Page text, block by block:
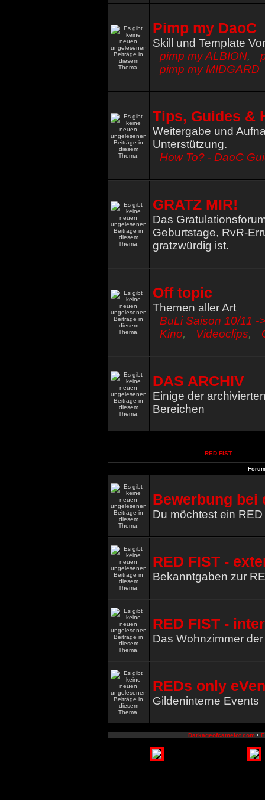
Pimp my DaoC
Skill und Template
pimp my ALBION,
pimp my MIDGARD
Tips, Guides &
Weitergabe und
Unterstützung.
How To? - DaoC
GRATZ MIR!
Das
Geburtstage, RvR-
gratzwürdig ist.
Off topic
Themen aller Art
BuLi Saison 10/11 -
Kino, Videoclips,
DAS ARCHIV
Einige der
Bereichen
RED FIST
Bewerbung bei
Du möchtest ein
RED FIST -
Bekanntgaben zur
RED FIST -
Das Wohnzimmer
REDs only
Gildeninterne Events
Darkageofcamelot.com •